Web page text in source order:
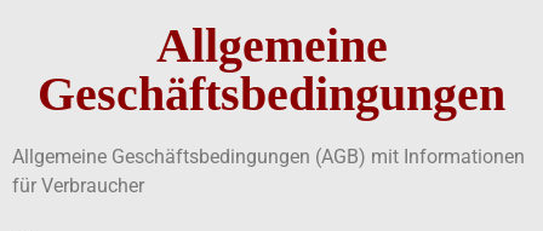
Allgemeine
Geschäftsbedingungen
Allgemeine Geschäftsbedingungen (AGB) mit Informationen
für Verbraucher